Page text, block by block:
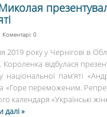
0
2019 року у Чернігові в
Короленка відбулася
національної пам’яті
«Горе переможеним.
календаря «Українські
далі »